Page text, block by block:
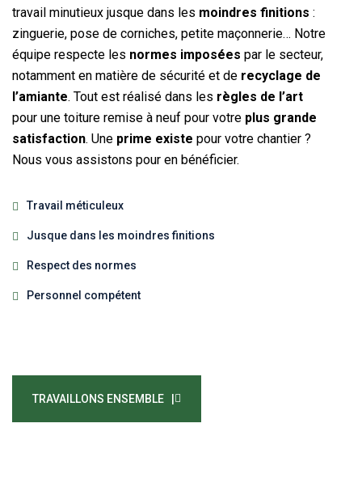
travail minutieux jusque dans les moindres finitions :
zinguerie, pose de corniches, petite maçonnerie… Notre
équipe respecte les normes imposées par le secteur,
notamment en matière de sécurité et de recyclage de
l’amiante. Tout est réalisé dans les règles de l’art
pour une toiture remise à neuf pour votre plus grande
satisfaction. Une prime existe pour votre chantier ?
Nous vous assistons pour en bénéficier.
Travail méticuleux
Jusque dans les moindres finitions
Respect des normes
Personnel compétent
TRAVAILLONS ENSEMBLE |